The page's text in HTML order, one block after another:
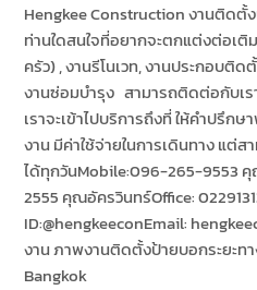
Hengkee Construction งานติดตั้
ท่านใดสนใจที่อยากจะตกแต่งต่อเ
ครัว) , งานรีโนเวท, งานประกอบติด
งานซ่อมบำรุง สามารถติดต่อกับเร
เราจะเข้าไปบริการถึงที่ ให้คำปรึก
งาน มีค่าใช้จ่ายในการเดินทาง แต่
ได้ทุกวันMobile:096-265-9553
2555 คุณอัครวินทร์Office:
ID:@hengkeeconEmail:
งาน ภาพงานติดตั้งป้ายบอกระยะท
Bangkok